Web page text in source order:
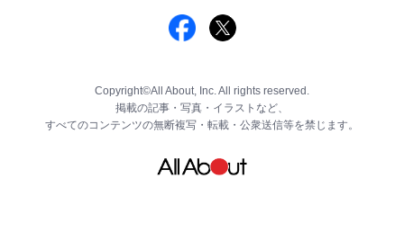
Copyright©All About, Inc. All rights reserved.
掲載の記事・写真・イラストなど、
すべてのコンテンツの無断複写・転載・公衆送信等を禁じます。